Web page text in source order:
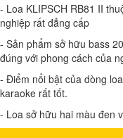
- Loa KLIPSCH RB81 II
nghiệp rất đẳng cấp
- Sản phẩm sở hữu bass
đúng với phong cách của
- Điểm nổi bật của dòng
karaoke rất tốt.
- Loa sở hữu hai màu đen